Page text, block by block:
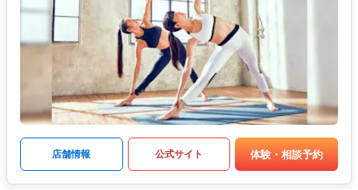
店舗情報 公式サイト 体験・相談予約